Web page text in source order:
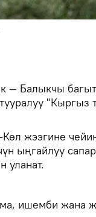
— Балыкчы
жээгине
ыңгайлуу
уланат.
ишемби жана